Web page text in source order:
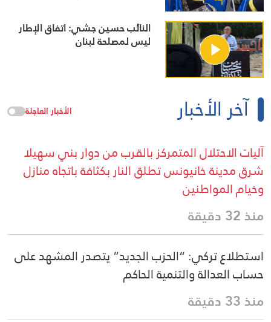
آخر الأخبار الأخبار العاجلة
آليات الاحتلال المتمركز بالقرب من دوار بني سهيلا
شرق مدينة خانيونس تطلق النار بكثافة باتجاه منازل
وخيام المواطنين
منذ 32 دقيقة
استطلاع تركي: “الحزب الجديد” يتصدر المشهد على
حساب العدالة والتنمية الحاكم
منذ 33 دقيقة
النائب حسين جشي: اتفاق الإطار
ليس لمصلحة لبنان